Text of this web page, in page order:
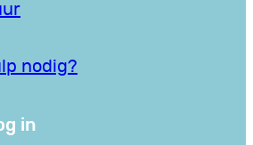
nodig?
in